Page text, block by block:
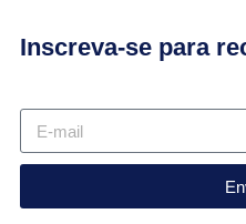
Inscreva-se para